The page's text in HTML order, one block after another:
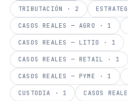
TRIBUTACIÓN · 2
CASOS REALES — AGRO · 1
CASOS REALES — LITIO · 1
CASOS REALES — RETAIL · 1
CASOS REALES — PYME · 1
CUSTODIA · 1 CASOS